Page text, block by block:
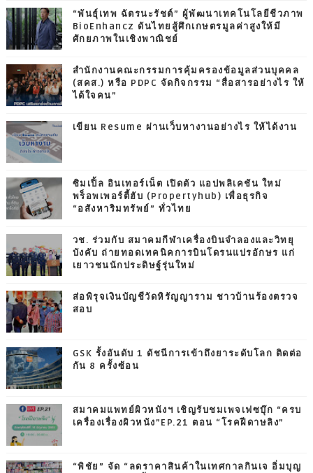
“พันธุ์เทพ ฉัตรนะรัชต์” ผู้พัฒนาเทคโนโลยีชีวภาพ
BioEnhancz ดันไทยสู้ศึกเกษตรมูลค่าสูงให้มี
ศักยภาพในเชิงพาณิชย์
สำนักงานคณะกรรมการคุ้มครองข้อมูลส่วนบุคคล
(สคส.) หรือ PDPC จัดกิจกรรม “สื่อสารอย่างไร ให้
ได้ใจคน”
เขียน Resume ผ่านเว็บหางานอย่างไร ให้ได้งาน
ซิมเปิ้ล อินเทอร์เน็ต เปิดตัว แอปพลิเคชัน ใหม่
พร็อพเพอร์ตี้ฮับ (Propertyhub) เพื่อธุรกิจ
“อสังหาริมทรัพย์” ทั่วไทย
วช. ร่วมกับ สมาคมกีฬาเครื่องบินจำลองและวิทยุ
บังคับ ถ่ายทอดเทคนิคการบินโดรนแปรอักษร แก่
เยาวชนนักประดิษฐ์รุ่นใหม่
ส่อพิรุจเงินบัญชีวัดหิรัญญาราม ชาวบ้านร้องตรวจ
สอบ
GSK รั้งอันดับ 1 ดัชนีการเข้าถึงยาระดับโลก ติดต่อ
กัน 8 ครั้งซ้อน
สมาคมแพทย์ผิวหนังฯ เชิญรับชมเพจเฟซบุ๊ก “ครบ
เครื่องเรื่องผิวหนัง”EP.21 ตอน “โรคฝีดาษลิง”
“พิชัย” จัด “ลดราคาสินค้าในเทศกาลกินเจ อิ่มบุญ